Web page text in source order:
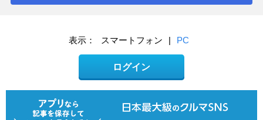
表示： スマートフォン | PC
ログイン